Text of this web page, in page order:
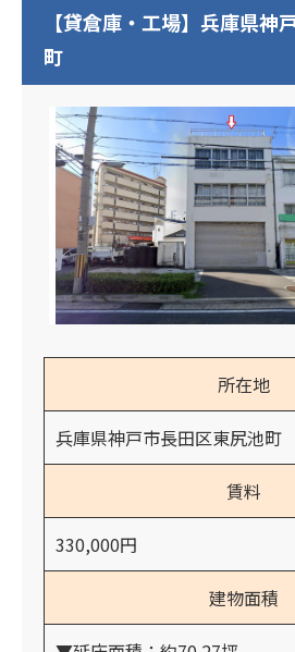
【貸倉庫・工場】兵庫県神
町
所在地
兵庫県神戸市長田区東尻池町
賃料
330,000円
建物面積